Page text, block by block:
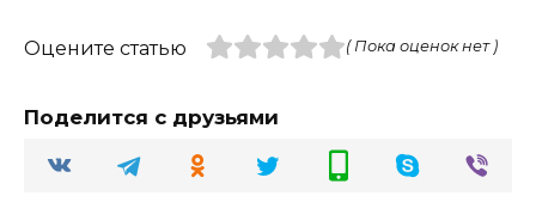
Оцените статью ( Пока оценок нет )
Поделится с друзьями